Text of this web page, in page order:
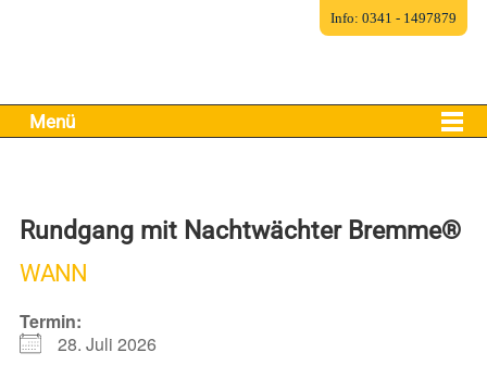
Menü
Rundgang mit Nachtwächter Bremme®
WANN
Termin:
28. Juli 2026
Info: 0341 - 1497879